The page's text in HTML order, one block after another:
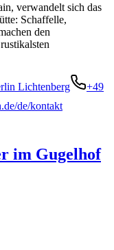
verwandelt sich das
Schaffelle,
den
Lichtenberg
+49
de/kontakt
im Gugelhof